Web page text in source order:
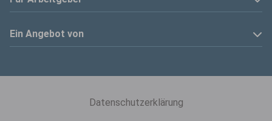
Anzeige schalten
Ein Angebot von
Datenschutzerklärung